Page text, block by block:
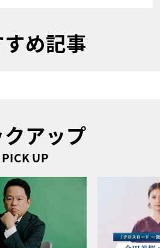
め記事
クアップ
PICK UP